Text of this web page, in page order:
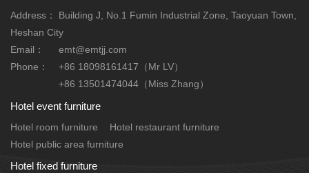
Address：
Building J, No.1 Fumin Industrial Zone, Taoyuan Town,
Heshan City
Email：
emt@emtjj.com
Phone：
+86 18098161417（Mr LV）
+86 13501474044（Miss Zhang）
Hotel event furniture
Hotel room furniture
Hotel restaurant furniture
Hotel public area furniture
Hotel fixed furniture